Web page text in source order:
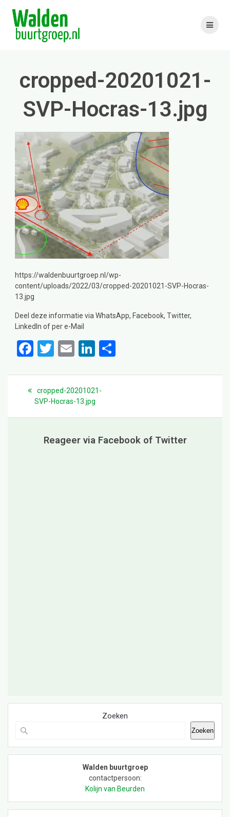
cropped-20201021-
SVP-Hocras-13.jpg
https://waldenbuurtgroep.nl/wp-
content/uploads/2022/03/cropped-20201021-SVP-Hocras-
13.jpg
Deel deze informatie via WhatsApp, Facebook, Twitter,
LinkedIn of per e-Mail
F
ce
b
o
T
tt
er
E
ail
Li
ke
dI
n
e
navigatiePrevious
post:
cropped-20201021-
SVP-Hocras-13.jpg
Reageer via Facebook of Twitter
Zoeken
Zoeken
Walden buurtgroep
contactpersoon:
Kolijn van Beurden